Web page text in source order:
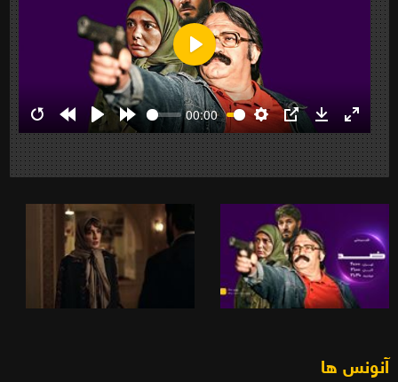
RestartRewind
10s
Play Forward
10s
00:00
Settings
PIP Download
Enter
Play
آنونس ها